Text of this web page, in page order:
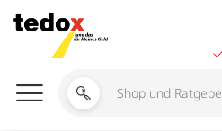
Inhalt
springen
Shop